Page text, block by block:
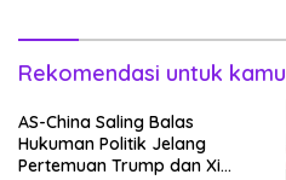
Rekomendasi untuk kamu
AS-China Saling Balas
Hukuman Politik Jelang
Pertemuan Trump dan Xi